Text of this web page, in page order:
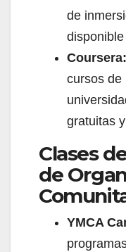
de
Coursera:
cursos de
gratuitas
Clases
de
YMCA